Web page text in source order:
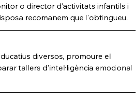
o director d'activitats infantils i
recomanem que l'obtingueu.
diversos, promoure el
tallers d'intel·ligència emocional